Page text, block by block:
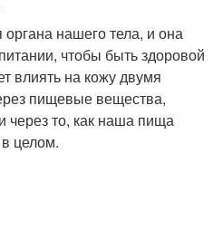
нашего тела, и она
чтобы быть здоровой
влиять на кожу двумя
пищевые вещества,
через то, как наша пища
целом.